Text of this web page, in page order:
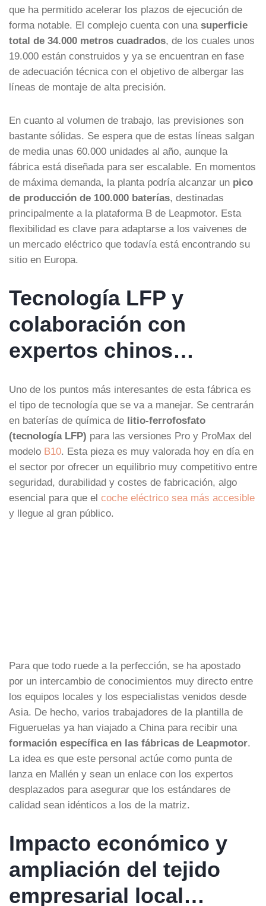
que ha permitido acelerar los plazos de ejecución de
forma notable. El complejo cuenta con una superficie
total de 34.000 metros cuadrados, de los cuales unos
19.000 están construidos y ya se encuentran en fase
de adecuación técnica con el objetivo de albergar las
líneas de montaje de alta precisión.
En cuanto al volumen de trabajo, las previsiones son
bastante sólidas. Se espera que de estas líneas salgan
de media unas 60.000 unidades al año, aunque la
fábrica está diseñada para ser escalable. En momentos
de máxima demanda, la planta podría alcanzar un pico
de producción de 100.000 baterías, destinadas
principalmente a la plataforma B de Leapmotor. Esta
flexibilidad es clave para adaptarse a los vaivenes de
un mercado eléctrico que todavía está encontrando su
sitio en Europa.
Tecnología LFP y
colaboración con
expertos chinos…
Uno de los puntos más interesantes de esta fábrica es
el tipo de tecnología que se va a manejar. Se centrarán
en baterías de química de litio-ferrofosfato
(tecnología LFP) para las versiones Pro y ProMax del
modelo B10. Esta pieza es muy valorada hoy en día en
el sector por ofrecer un equilibrio muy competitivo entre
seguridad, durabilidad y costes de fabricación, algo
esencial para que el coche eléctrico sea más accesible
y llegue al gran público.
Para que todo ruede a la perfección, se ha apostado
por un intercambio de conocimientos muy directo entre
los equipos locales y los especialistas venidos desde
Asia. De hecho, varios trabajadores de la plantilla de
Figueruelas ya han viajado a China para recibir una
formación específica en las fábricas de Leapmotor.
La idea es que este personal actúe como punta de
lanza en Mallén y sean un enlace con los expertos
desplazados para asegurar que los estándares de
calidad sean idénticos a los de la matriz.
Impacto económico y
ampliación del tejido
empresarial local…